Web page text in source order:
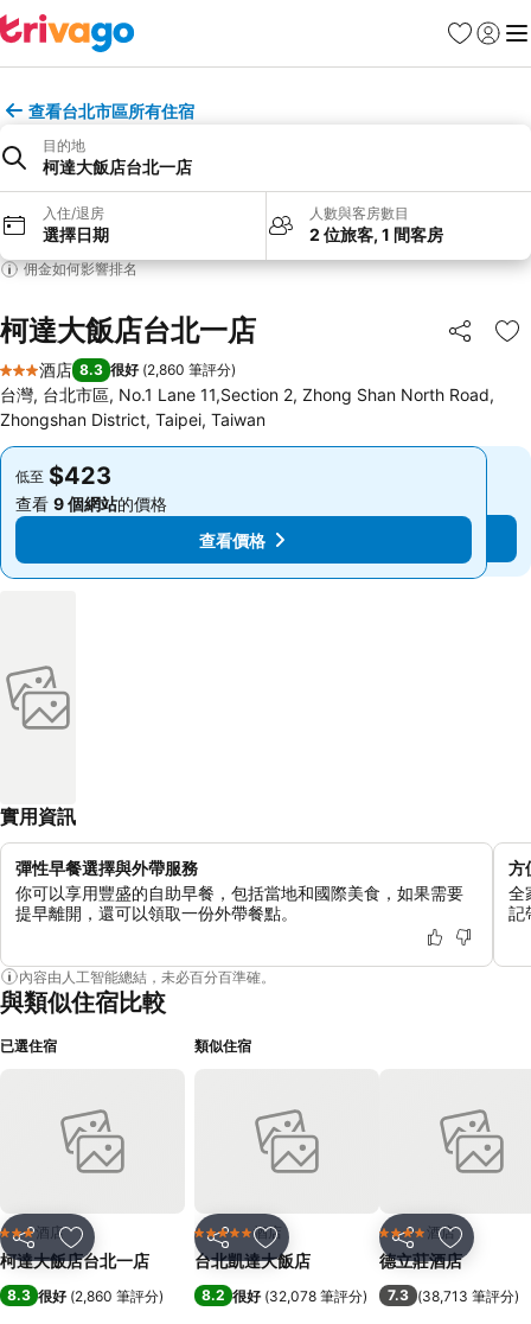
收藏夾
登入 選
查看台北市區所有住宿
目的地
柯達大飯店台北一店
入住/退房
選擇日期
人數與客房數目
2 位旅客, 1 間客房
佣金如何影響排名
柯達大飯店台北一店 分享
放
3 星級
酒店 8.3 很好 (2,860 筆評分)
台灣, 台北市區, No.1 Lane 11,Section 2, Zhong Shan North Road,
Zhongshan District, Taipei, Taiwan
低至 $423
查看 9 個網站的價格
查看價格
低至 $423
查看 9 個網站的價格
查看價格
實用資訊
彈性早餐選擇與外帶服務
你可以享用豐盛的自助早餐，包括當地和國際美食，如果需要
提早離開，還可以領取一份外帶餐點。
方
全
記
內容由人工智能總結，未必百分百準確。
與類似住宿比較
已選住宿
分享 放到收藏夾
3 星級酒店
柯達大飯店台北一店
8.3 很好 (2,860 筆評分)
類似住宿
分享 放到收藏夾
5 星級 酒店
台北凱達大飯店
8.2 很好 (32,078 筆評分)
分享 放到收藏
4 星級 酒店
德立莊酒店
7.3 (38,713 筆評分)